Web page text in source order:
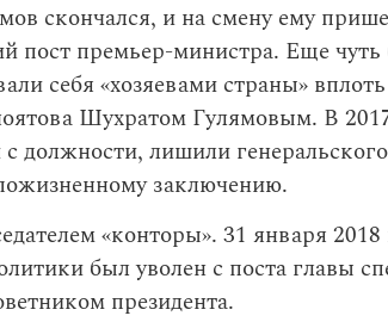
скончался, и на смену ему
пост премьер-министра. Еще
себя «хозяевами страны»
Шухратом Гулямовым. В
должности, лишили
заключению.
«конторы». 31 января 2018
был уволен с поста главы
президента.